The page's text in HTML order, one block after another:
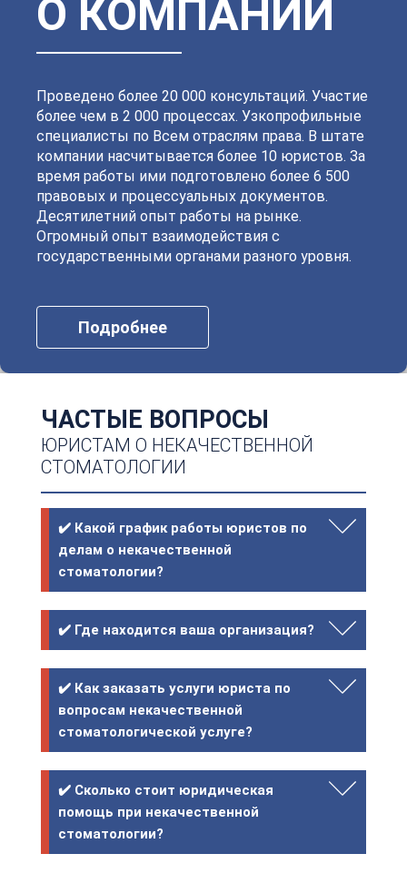
Московский Невский Октябрьский
Петроградский
Петродворцовый
Приморский Пушкинский
Сестрорецкий
Смольнинский
О КОМПАНИИ
Проведено более 20 000 консультаций. Участие
более чем в 2 000 процессах. Узкопрофильные
специалисты по Всем отраслям права. В штате
компании насчитывается более 10 юристов. За
время работы ими подготовлено более 6 500
правовых и процессуальных документов.
Десятилетний опыт работы на рынке.
Огромный опыт взаимодействия с
государственными органами разного уровня.
Подробнее
ЧАСТЫЕ ВОПРОСЫ
ЮРИСТАМ О НЕКАЧЕСТВЕННОЙ
СТОМАТОЛОГИИ
✔️ Какой график работы юристов по
делам о некачественной
стоматологии?
✔️ Где находится ваша организация?
✔️ Как заказать услуги юриста по
вопросам некачественной
стоматологической услуге?
✔️ Сколько стоит юридическая
помощь при некачественной
стоматологии?